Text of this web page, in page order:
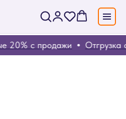
20% с продажи Отгрузка